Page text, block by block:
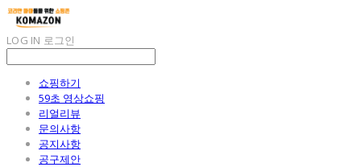
LOG IN 로그인
쇼핑하기
59초 영상쇼핑
리얼리뷰
문의사항
공지사항
공구제안